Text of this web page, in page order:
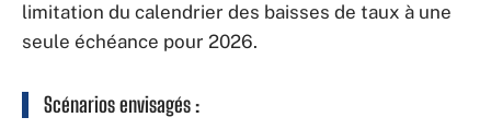
limitation du calendrier des baisses de taux à une
seule échéance pour 2026.
Scénarios envisagés :